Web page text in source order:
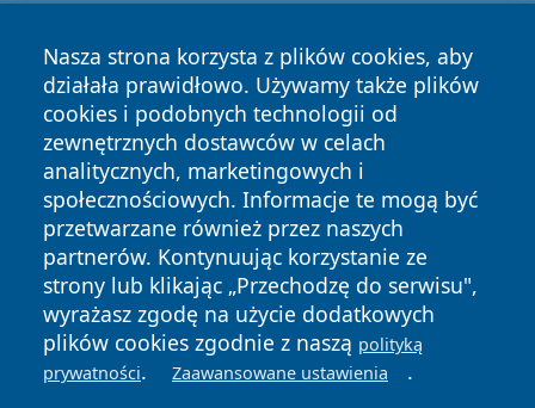
Nasza strona korzysta z plików cookies, aby
działała prawidłowo. Używamy także plików
cookies i podobnych technologii od
zewnętrznych dostawców w celach
analitycznych, marketingowych i
społecznościowych. Informacje te mogą być
przetwarzane również przez naszych
partnerów. Kontynuując korzystanie ze
strony lub klikając „Przechodzę do serwisu",
wyrażasz zgodę na użycie dodatkowych
plików cookies zgodnie z naszą polityką
prywatności. Zaawansowane ustawienia .
Copyright © 2026 wrotazabrza.pl Wszystkie prawa
zastrzeżone.
News Autorzy
Polityka
Prywatności
Polityka
Cookies